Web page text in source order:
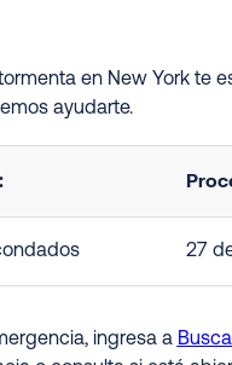
en New York te
ayudarte.
27
ingresa a